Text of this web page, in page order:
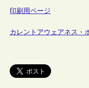
印刷用ページ
カレントアウェアネス・